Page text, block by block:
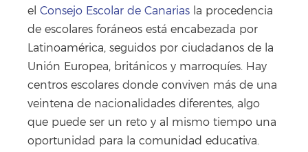
el Consejo Escolar de Canarias la procedencia
de escolares foráneos está encabezada por
Latinoamérica, seguidos por ciudadanos de la
Unión Europea, británicos y marroquíes. Hay
centros escolares donde conviven más de una
veintena de nacionalidades diferentes, algo
que puede ser un reto y al mismo tiempo una
oportunidad para la comunidad educativa.